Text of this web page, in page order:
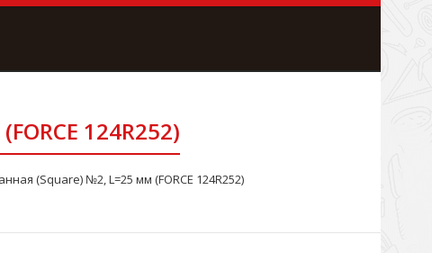
124R252)
(Square) №2, L=25 мм (FORCE 124R252)